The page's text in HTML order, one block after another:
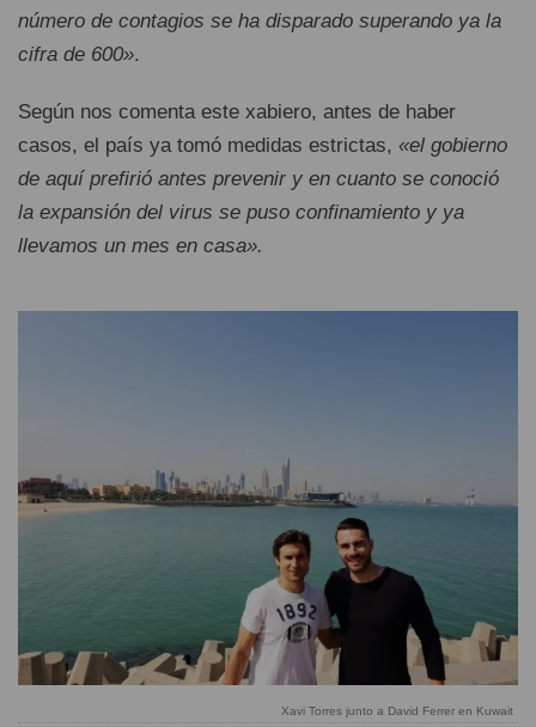
número de contagios se ha disparado superando ya la
cifra de 600».
Según nos comenta este xabiero, antes de haber
casos, el país ya tomó medidas estrictas, «el gobierno
de aquí prefirió antes prevenir y en cuanto se conoció
la expansión del virus se puso confinamiento y ya
llevamos un mes en casa».
Xavi Torres junto a David Ferrer en Kuwait